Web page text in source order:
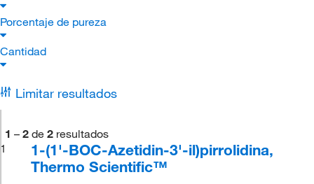
Porcentaje de pureza
Cantidad
Limitar resultados
1 – 2 de 2 resultados
1
1-(1'-BOC-Azetidin-3'-il)pirrolidina,
Thermo Scientific™